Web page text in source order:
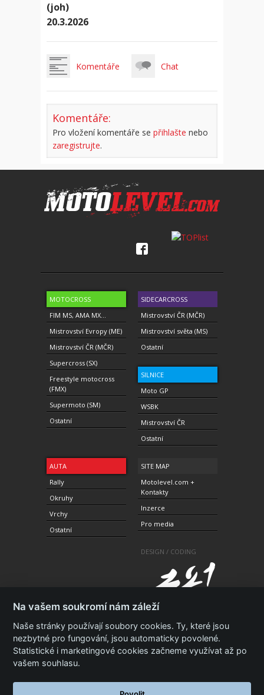
(joh)
20.3.2026
Komentáře Chat
Komentáře:
Pro vložení komentáře se přihlašte nebo
zaregistrujte.
MOTOCROSS
FIM MS, AMA MX...
Mistrovství Evropy (ME)
Mistrovství ČR (MČR)
Supercross (SX)
Freestyle motocross
(FMX)
Supermoto (SM)
Ostatní
SIDECARCROSS
Mistrovství ČR (MČR)
Mistrovství světa (MS)
Ostatní
SILNICE
Moto GP
WSBK
Mistrovství ČR
Ostatní
AUTA
Rally
Okruhy
Vrchy
Ostatní
SITE MAP
Motolevel.com +
Kontakty
Inzerce
Pro media
DESIGN / CODING
© 2010-2021 Copyright Motolevel. Všechna práva
vyhrazena.
3696
Na vašem soukromí nám záleží
Naše stránky používají soubory cookies. Ty, které jsou
nezbytné pro fungování, jsou automaticky povolené.
Statistické i marketingové cookies začneme využívat až po
vašem souhlasu.